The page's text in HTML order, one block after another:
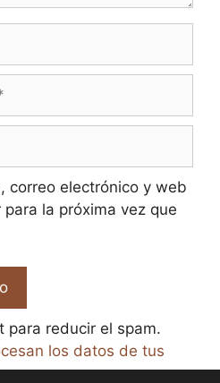
correo electrónico y web
la próxima vez que
para reducir el spam.
los datos de tus